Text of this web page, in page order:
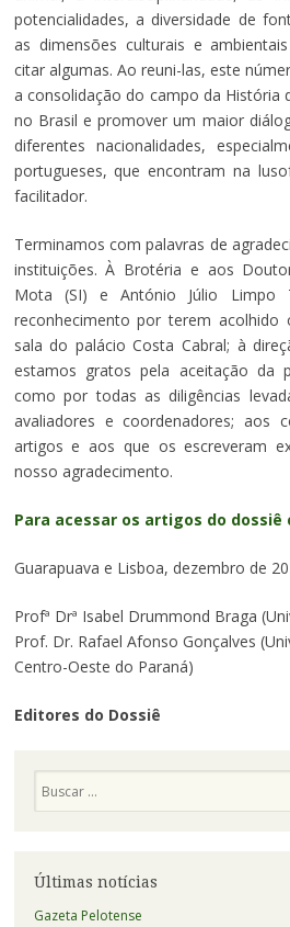
potencialidades, a diversidade de
as dimensões culturais e
citar algumas. Ao reuni-las, este
a consolidação do campo da História
no Brasil e promover um maior
diferentes nacionalidades,
portugueses, que encontram na
facilitador.
Terminamos com palavras de
instituições. À Brotéria e aos
Mota (SI) e António Júlio Limpo
reconhecimento por terem acolhido
sala do palácio Costa Cabral; à
estamos gratos pela aceitação da
como por todas as diligências
avaliadores e coordenadores; aos
artigos e aos que os escreveram
nosso agradecimento.
Para acessar os artigos do dossiê
Guarapuava e Lisboa, dezembro de
Profª Drª Isabel Drummond Braga
Prof. Dr. Rafael Afonso Gonçalves
Centro-Oeste do Paraná)
Editores do Dossiê
Últimas notícias
Gazeta Pelotense